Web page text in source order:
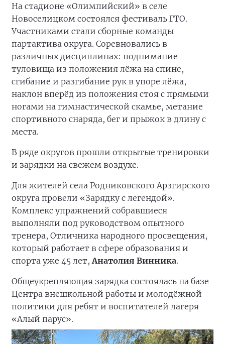
На стадионе «Олимпийский» в селе
Новоселицком состоялся фестиваль ГТО.
Участниками стали сборные команды
партактива округа. Соревновались в
различных дисциплинах: поднимание
туловища из положения лёжа на спине,
сгибание и разгибание рук в упоре лёжа,
наклон вперёд из положения стоя с прямыми
ногами на гимнастической скамье, метание
спортивного снаряда, бег и прыжок в длину с
места.
В ряде округов прошли открытые тренировки
и зарядки на свежем воздухе.
Для жителей села Родниковского Арзгирского
округа провели «Зарядку с легендой».
Комплекс упражнений собравшиеся
выполняли под руководством опытного
тренера, Отличника народного просвещения,
который работает в сфере образования и
спорта уже 45 лет, Анатолия Винника.
Общеукрепляющая зарядка состоялась на базе
Центра внешкольной работы и молодёжной
политики для ребят и воспитателей лагеря
«Алый парус».